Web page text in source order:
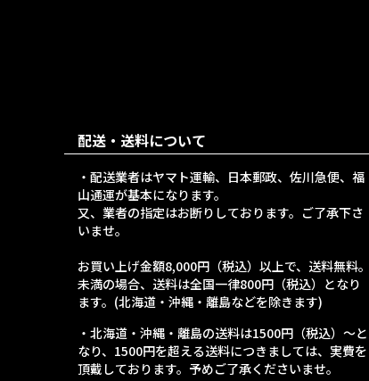
配送・送料について
・配送業者はヤマト運輸、日本郵政、佐川急便、福
山通運が基本になります。
又、業者の指定はお断りしております。ご了承下さ
いませ。
お買い上げ金額8,000円（税込）以上で、送料無料。
未満の場合、送料は全国一律800円（税込）となり
ます。(北海道・沖縄・離島などを除きます)
・北海道・沖縄・離島の送料は1500円（税込）～と
なり、1500円を超える送料につきましては、実費を
頂戴しております。予めご了承くださいませ。